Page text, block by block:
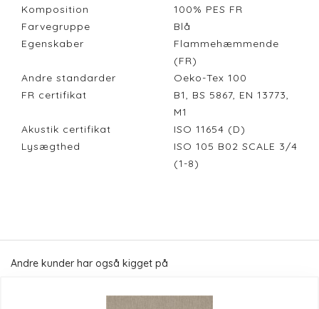
Komposition
100% PES FR
Farvegruppe
Blå
Egenskaber
Flammehæmmende
(FR)
Andre standarder
Oeko-Tex 100
FR certifikat
B1, BS 5867, EN 13773,
M1
Akustik certifikat
ISO 11654 (D)
Lysægthed
ISO 105 B02 SCALE 3/4
(1-8)
Andre kunder har også kigget på